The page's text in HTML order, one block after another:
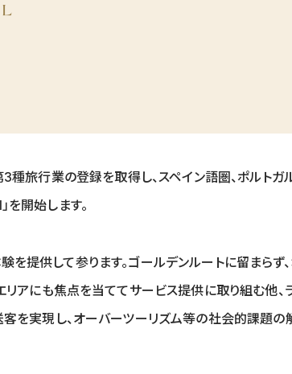
旅行業の登録を取得し、スペイン語圏、ポルトガ
開始します。
提供して参ります。ゴールデンルートに留まらず
アにも焦点を当ててサービス提供に取り組む他、
を実現し、オーバーツーリズム等の社会的課題の